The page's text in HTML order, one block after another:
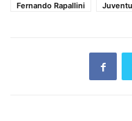
Fernando Rapallini